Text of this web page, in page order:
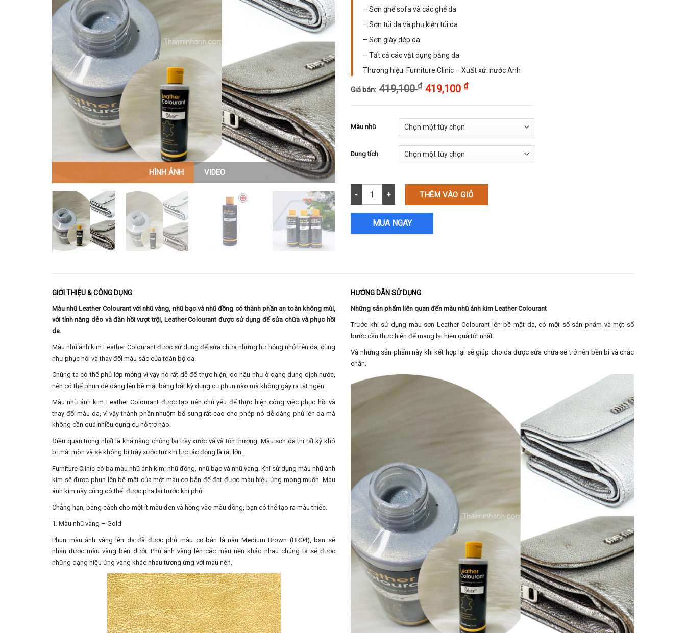
HÌNH ẢNH VIDEO
– Sơn ghế sofa và các ghế da
– Sơn túi da và phụ kiện túi da
– Sơn giày dép da
– Tất cả các vật dụng bằng da
Thương hiệu: Furniture Clinic – Xuất xứ: nước Anh
Giá bán: 419,100₫ 419,100 ₫
Màu nhũ
Dung tích
Màu nhũ vàng, nhũ bạc và nhũ đồng 250ml số lượng
THÊM VÀO GIỎ
MUA NGAY
GIỚI THIỆU & CÔNG DỤNG
Màu nhũ Leather Colourant với nhũ vàng, nhũ bạc và nhũ đồng có thành phần an toàn không mùi,
với tính năng dẻo và đàn hồi vượt trội, Leather Colourant được sử dụng để sửa chữa và phục hồi
da.
Màu nhũ ánh kim Leather Colourant được sử dụng để sửa chữa những hư hỏng nhỏ trên da, cũng
như phục hồi và thay đổi màu sắc của toàn bộ da.
Chúng ta có thể phủ lớp mỏng vì vậy nó rất dễ để thực hiện, do hầu như ở dạng dung dịch nước,
nên có thể phun dễ dàng lên bề mặt bằng bất kỳ dụng cụ phun nào mà không gây ra tắt ngẽn.
Màu nhũ ánh kim Leather Colourant được tạo nên chủ yếu để thực hiện công việc phục hồi và
thay đổi màu da, vì vậy thành phần nhuộm bổ sung rất cao cho phép nó dễ dàng phủ lên da mà
không cần quá nhiều dụng cụ hỗ trợ nào.
Điều quan trọng nhất là khả năng chống lại trầy xước và và tổn thương. Màu sơn da thì rất kỳ khó
bị mài mòn và sẽ không bị trầy xước trừ khi lực tác động là rất lớn.
Furniture Clinic có ba màu nhũ ánh kim: nhũ đồng, nhũ bạc và nhũ vàng. Khi sử dụng màu nhũ ánh
kim sẽ được phun lên bề mặt của một màu cơ bản để đạt được màu hiệu ứng mong muốn. Màu
ánh kim này cũng có thể được pha lại trước khi phủ.
Chẳng hạn, bằng cách cho một ít màu đen và hồng vào màu đồng, bạn có thể tạo ra màu thiếc.
1. Màu nhũ vàng – Gold
Phun màu ánh vàng lên da đã được phủ màu cơ bản là nâu Medium Brown (BR04), bạn sẽ
nhận được màu vàng bên dưới. Phủ ánh vàng lên các màu nền khác nhau chúng ta sẽ được
những dạng hiệu ứng vàng khác nhau tương ứng với màu nền.
HƯỚNG DẪN SỬ DỤNG
Những sản phẩm liên quan đến màu nhũ ánh kim Leather Colourant
Trước khi sử dụng màu sơn Leather Colourant lên bề mặt da, có một số sản phẩm và một số
bước cần thực hiện để mang lại hiệu quả tốt nhất.
Và những sản phẩm này khi kết hợp lại sẽ giúp cho da được sửa chữa sẽ trở nên bền bỉ và chắc
chắn.